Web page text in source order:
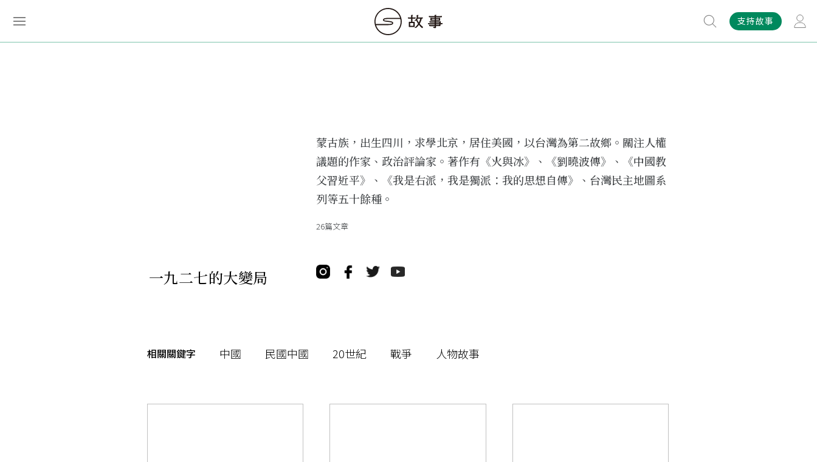
支持故事
一九二七的大變局
蒙古族，出生四川，求學北京，居住美國，以台灣為第二故鄉。關注人權
議題的作家、政治評論家。著作有《火與冰》、《劉曉波傳》、《中國教
父習近平》、《我是右派，我是獨派：我的思想自傳》、台灣民主地圖系
列等五十餘種。
26篇文章
相關關鍵字 中國 民國中國 20世紀 戰爭 人物故事